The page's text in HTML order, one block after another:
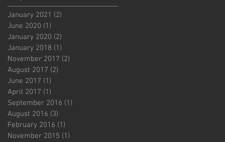
January 2021 (2)
June 2020 (1)
January 2020 (2)
January 2018 (1)
November 2017 (2)
August 2017 (2)
June 2017 (1)
April 2017 (1)
September 2016 (1)
August 2016 (3)
February 2016 (1)
November 2015 (1)